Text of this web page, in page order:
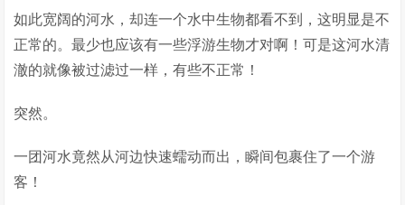
如此宽阔的河水，却连一个水中生物都看不到，这明显是不
正常的。最少也应该有一些浮游生物才对啊！可是这河水清
澈的就像被过滤过一样，有些不正常！
突然。
一团河水竟然从河边快速蠕动而出，瞬间包裹住了一个游
客！